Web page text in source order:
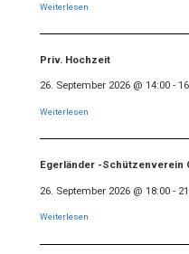
Weiterlesen
Priv. Hochzeit
26. September 2026 @ 14:00 -
Weiterlesen
Egerländer -Schützenverein
26. September 2026 @ 18:00 -
Weiterlesen